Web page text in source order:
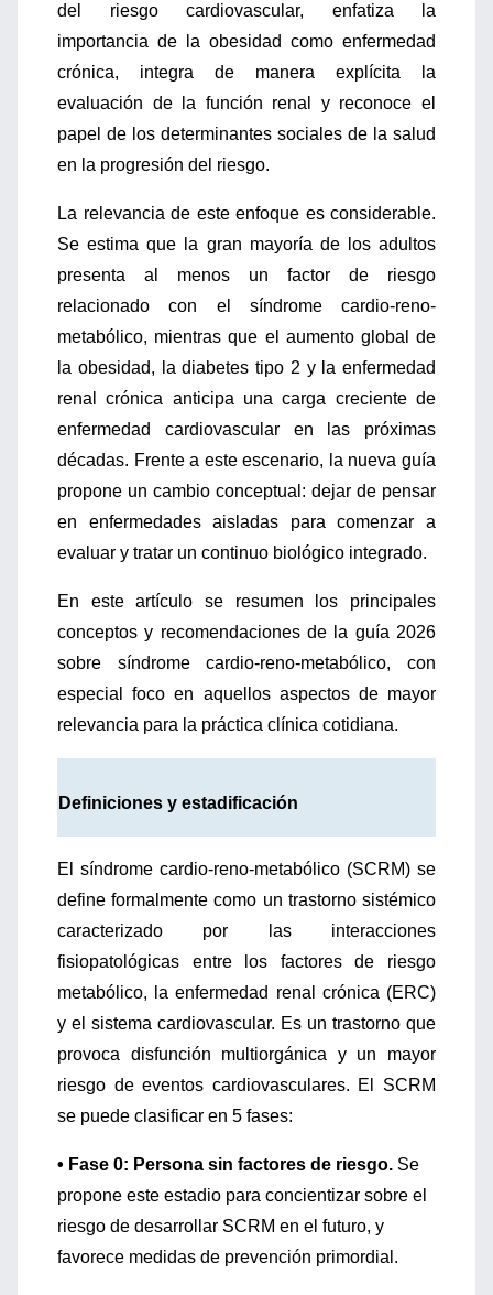
del riesgo cardiovascular, enfatiza la
importancia de la obesidad como enfermedad
crónica, integra de manera explícita la
evaluación de la función renal y reconoce el
papel de los determinantes sociales de la salud
en la progresión del riesgo.
La relevancia de este enfoque es considerable.
Se estima que la gran mayoría de los adultos
presenta al menos un factor de riesgo
relacionado con el síndrome cardio-reno-
metabólico, mientras que el aumento global de
la obesidad, la diabetes tipo 2 y la enfermedad
renal crónica anticipa una carga creciente de
enfermedad cardiovascular en las próximas
décadas. Frente a este escenario, la nueva guía
propone un cambio conceptual: dejar de pensar
en enfermedades aisladas para comenzar a
evaluar y tratar un continuo biológico integrado.
En este artículo se resumen los principales
conceptos y recomendaciones de la guía 2026
sobre síndrome cardio-reno-metabólico, con
especial foco en aquellos aspectos de mayor
relevancia para la práctica clínica cotidiana.
Definiciones y estadificación
El síndrome cardio-reno-metabólico (SCRM) se
define formalmente como un trastorno sistémico
caracterizado por las interacciones
fisiopatológicas entre los factores de riesgo
metabólico, la enfermedad renal crónica (ERC)
y el sistema cardiovascular. Es un trastorno que
provoca disfunción multiorgánica y un mayor
riesgo de eventos cardiovasculares. El SCRM
se puede clasificar en 5 fases:
• Fase 0: Persona sin factores de riesgo. Se
propone este estadio para concientizar sobre el
riesgo de desarrollar SCRM en el futuro, y
favorece medidas de prevención primordial.